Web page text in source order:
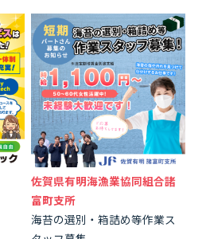
佐賀県有明海漁業協同組合諸
富町支所
海苔の選別・箱詰め等作業ス